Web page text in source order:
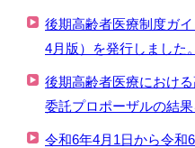
後期高齢者医療制度ガ
4月版）を発行しました。
後期高齢者医療におけ
委託プロポーザルの結果
令和6年4月1日から令和